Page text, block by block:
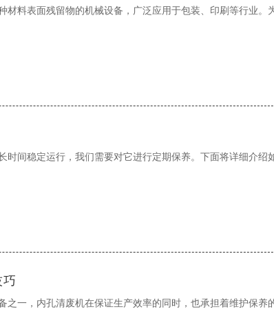
材料表面残留物的机械设备，广泛应用于包装、印刷等行业。
时间稳定运行，我们需要对它进行定期保养。下面将详细介绍
之一，内孔清废机在保证生产效率的同时，也承担着维护保养